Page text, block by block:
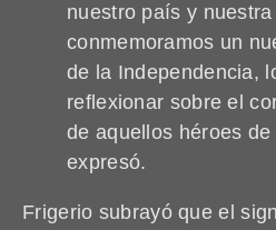
nuestro país y
conmemoramos un
de la Independencia,
reflexionar sobre el
de aquellos héroes de
expresó.
Frigerio subrayó que el